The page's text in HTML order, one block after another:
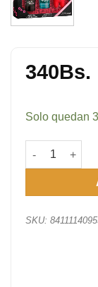
340Bs.
Solo quedan
Set Squid
SKU: